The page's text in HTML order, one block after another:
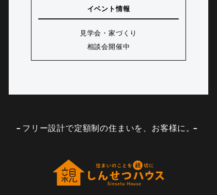
イベント情報
見学会・家づくり
相談会開催中
フリー設計で定額制の住まいを、お客様に。